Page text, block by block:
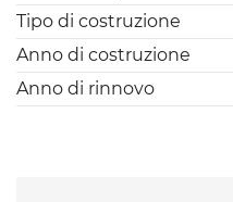
Tipo di costruzione
Anno di costruzione
Anno di rinnovo